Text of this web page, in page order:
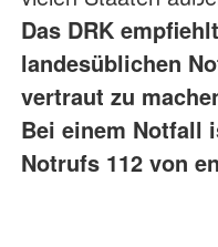
Das DRK
landesüblichen
vertraut zu
Bei einem Notfall
Notrufs 112 von